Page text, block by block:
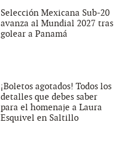
Selección Mexicana Sub-20
avanza al Mundial 2027 tras
golear a Panamá
¡Boletos agotados! Todos los
detalles que debes saber
para el homenaje a Laura
Esquivel en Saltillo